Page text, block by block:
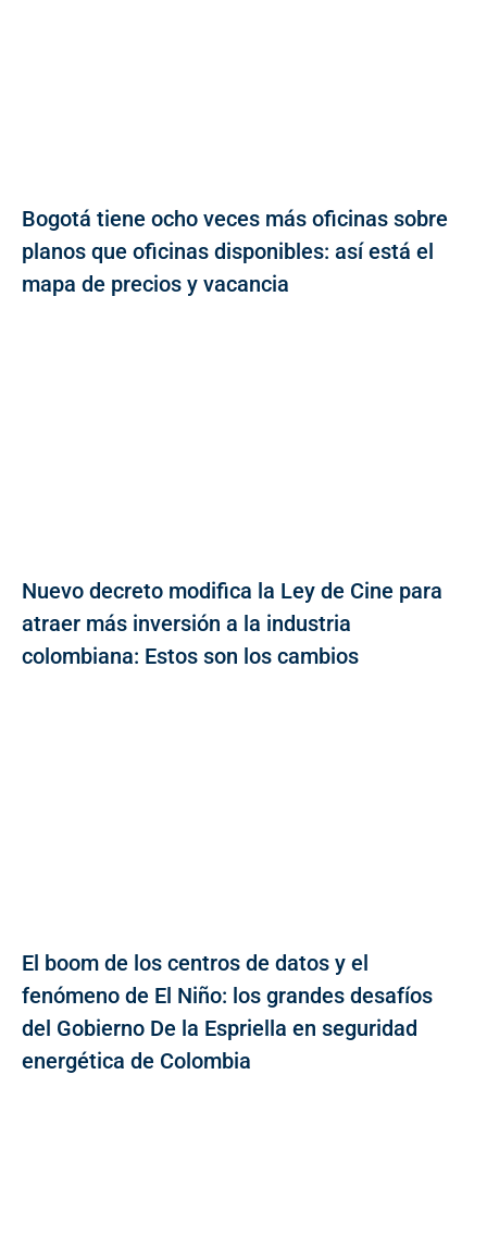
Bogotá tiene ocho veces más oficinas sobre
planos que oficinas disponibles: así está el
mapa de precios y vacancia
Nuevo decreto modifica la Ley de Cine para
atraer más inversión a la industria
colombiana: Estos son los cambios
El boom de los centros de datos y el
fenómeno de El Niño: los grandes desafíos
del Gobierno De la Espriella en seguridad
energética de Colombia